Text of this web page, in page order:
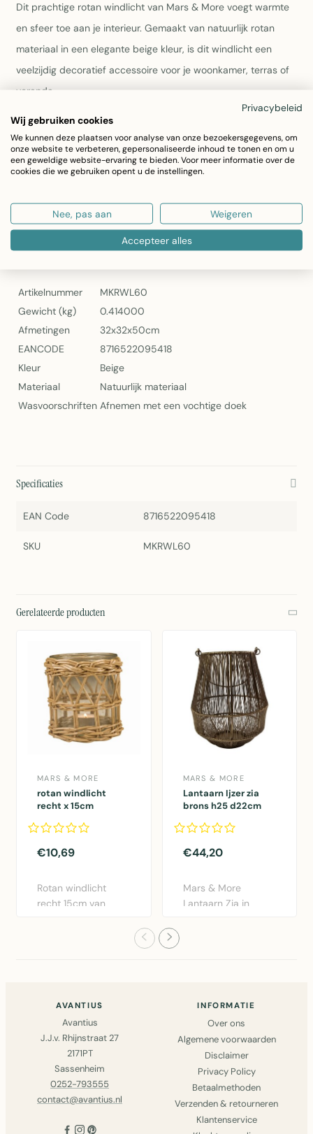
Dit prachtige rotan windlicht van Mars & More voegt warmte
en sfeer toe aan je interieur. Gemaakt van natuurlijk rotan
materiaal in een elegante beige kleur, is dit windlicht een
veelzijdig decoratief accessoire voor je woonkamer, terras of
veranda.
Afmetingen: 32x32x50cm
Materiaal: Natuurlijk rotan
Kleur: Beige
Gewicht: 414g
Artikelnummer: MKRWL60
Rotan Windlicht 60cm – Mars & More
Specificaties
Artikelnummer
MKRWL60
Gewicht (kg)
0.414000
Afmetingen
32x32x50cm
EANCODE
8716522095418
Kleur
Beige
Materiaal
Natuurlijk materiaal
Wasvoorschriften Afnemen met een vochtige doek
Specificaties
EAN Code 8716522095418
SKU MKRWL60
Gerelateerde producten
MARS & MORE
rotan windlicht
recht x 15cm
€10,69
Rotan windlicht
recht 15cm van
MARS & MORE
Lantaarn Ijzer zia
brons h25 d22cm
€44,20
Mars & More
Lantaarn Zia in
AVANTIUS
Avantius
J.J.v. Rhijnstraat 27
2171PT
Sassenheim
0252-793555
contact@avantius.nl
INFORMATIE
Over ons
Algemene voorwaarden
Disclaimer
Privacy Policy
Betaalmethoden
Verzenden & retourneren
Klantenservice
Privacybeleid
Wij gebruiken cookies
We kunnen deze plaatsen voor analyse van onze bezoekersgegevens, om
onze website te verbeteren, gepersonaliseerde inhoud te tonen en om u
een geweldige website-ervaring te bieden. Voor meer informatie over de
cookies die we gebruiken opent u de instellingen.
Nee, pas aan Weigeren
Accepteer alles